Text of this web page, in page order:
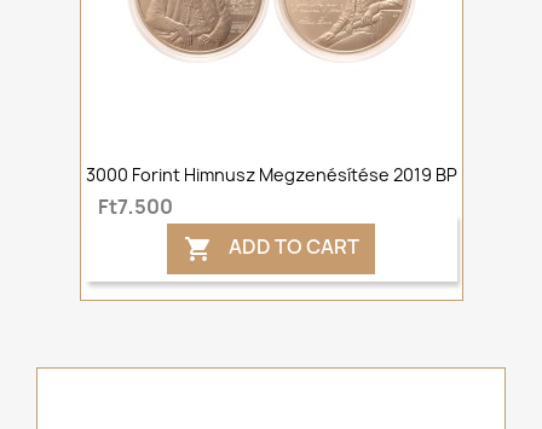
3000 Forint Himnusz Megzenésítése 2019 BP
Ft7,500
 ADD TO CART